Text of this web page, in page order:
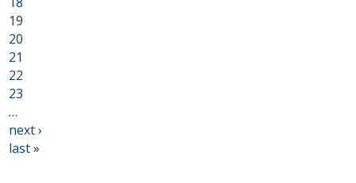
19
20
21
22
23
…
next ›
last »